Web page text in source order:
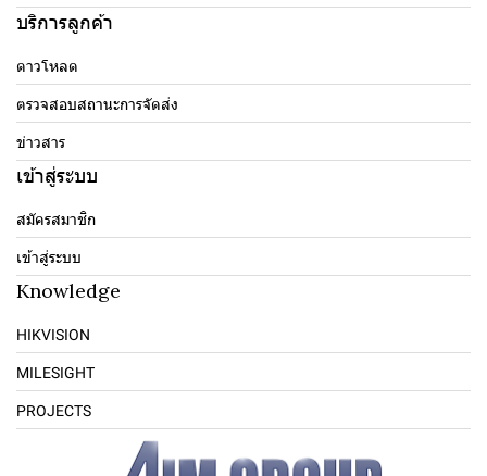
บริการลูกค้า
ดาวโหลด
ตรวจสอบสถานะการจัดส่ง
ข่าวสาร
เข้าสู่ระบบ
สมัครสมาชิก
เข้าสู่ระบบ
Knowledge
HIKVISION
MILESIGHT
PROJECTS